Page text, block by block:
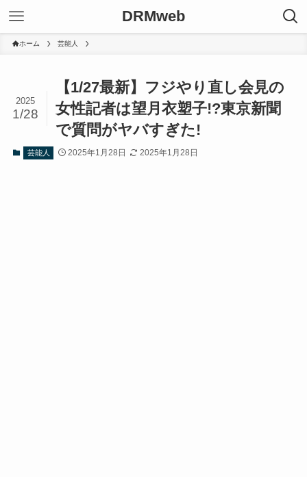
DRMweb
ホーム 芸能人
【1/27最新】フジやり直し会見の
女性記者は望月衣塑子!?東京新聞
で質問がヤバすぎた!
2025
1/28
芸能人 2025年1月28日 2025年1月28日